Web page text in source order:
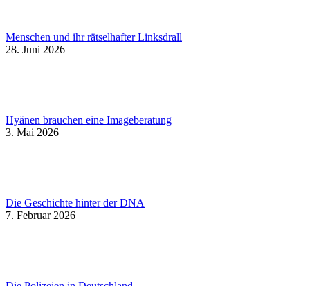
Menschen und ihr rätselhafter Linksdrall
28. Juni 2026
Hyänen brauchen eine Imageberatung
3. Mai 2026
Die Geschichte hinter der DNA
7. Februar 2026